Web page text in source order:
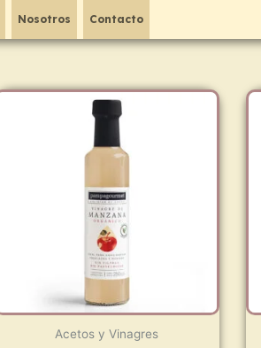
Nosotros Contacto
Acetos y Vinagres